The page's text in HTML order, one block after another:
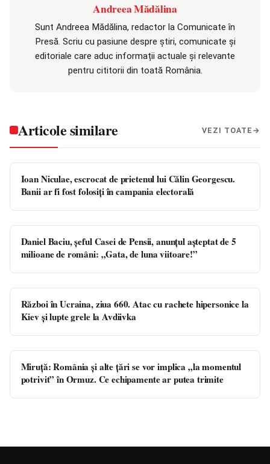
Andreea Mădălina
Sunt Andreea Mădălina, redactor la Comunicate în
Presă. Scriu cu pasiune despre știri, comunicate și
editoriale care aduc informații actuale și relevante
pentru cititorii din toată România.
Articole similare VEZI TOATE
Ioan Niculae, escrocat de prietenul lui Călin Georgescu.
Banii ar fi fost folosiți în campania electorală
Daniel Baciu, şeful Casei de Pensii, anunţul aşteptat de 5
milioane de români: „Gata, de luna viitoare!”
Război în Ucraina, ziua 660. Atac cu rachete hipersonice la
Kiev şi lupte grele la Avdiivka
Miruță: România și alte țări se vor implica „la momentul
potrivit” în Ormuz. Ce echipamente ar putea trimite